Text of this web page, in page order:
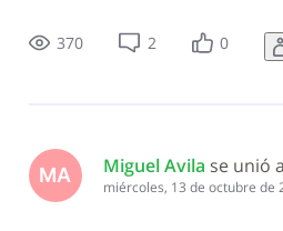
transferencia inmobiliaria de ese
DGII sin construcción valía
370 2 0
MA Miguel Avila se unió
miércoles, 13 de octubre de